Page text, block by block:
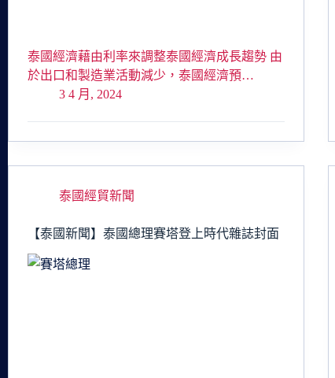
泰國經濟藉由利率來調整泰國經濟成長趨勢 由
於出口和製造業活動減少，泰國經濟預…
3 4 月, 2024
泰國經貿新聞
【泰國新聞】泰國總理賽塔登上時代雜誌封面